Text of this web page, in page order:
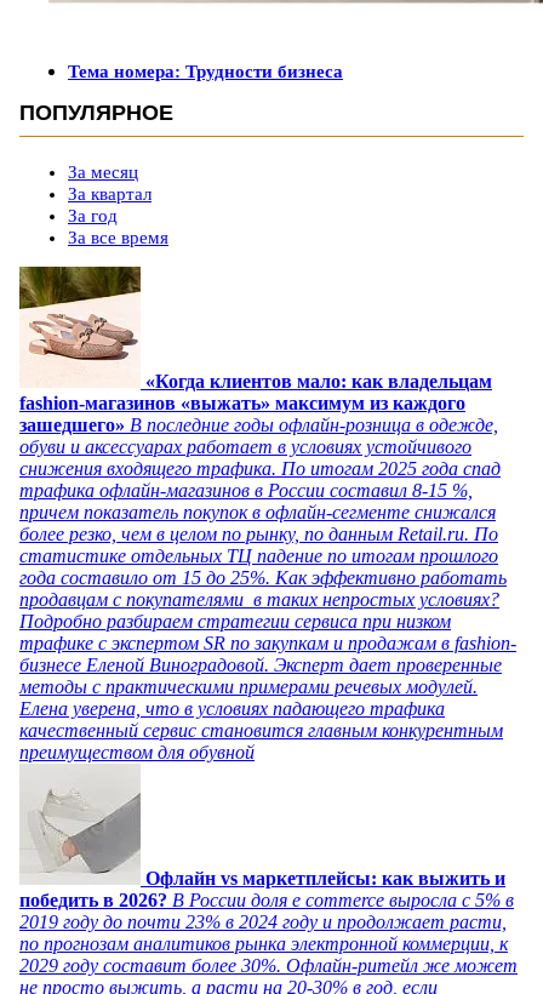
Тема номера: Трудности бизнеса
ПОПУЛЯРНОЕ
За месяц
За квартал
За год
За все время
«Когда клиентов мало: как владельцам
fashion-магазинов «выжать» максимум из каждого
зашедшего» В последние годы офлайн-розница в одежде,
обуви и аксессуарах работает в условиях устойчивого
снижения входящего трафика. По итогам 2025 года спад
трафика офлайн-магазинов в России составил 8-15 %,
причем показатель покупок в офлайн-сегменте снижался
более резко, чем в целом по рынку, по данным Retail.ru. По
статистике отдельных ТЦ падение по итогам прошлого
года составило от 15 до 25%. Как эффективно работать
продавцам с покупателями в таких непростых условиях?
Подробно разбираем стратегии сервиса при низком
трафике с экспертом SR по закупкам и продажам в fashion-
бизнесе Еленой Виноградовой. Эксперт дает проверенные
методы с практическими примерами речевых модулей.
Елена уверена, что в условиях падающего трафика
качественный сервис становится главным конкурентным
преимуществом для обувной
Офлайн vs маркетплейсы: как выжить и
победить в 2026? В России доля e commerce выросла с 5% в
2019 году до почти 23% в 2024 году и продолжает расти,
по прогнозам аналитиков рынка электронной коммерции, к
2029 году составит более 30%. Офлайн-ритейл же может
не просто выжить, а расти на 20-30% в год, если